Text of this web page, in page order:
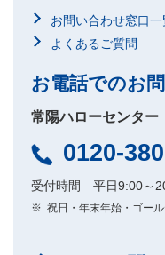
お問い合わせ窓口一
よくあるご質問
お電話でのお
常陽ハローセンター
0120-
受付時間 平日9:00～
※ 祝日・年末年始・ゴー